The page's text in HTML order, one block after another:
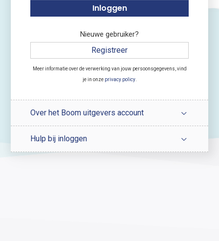
Nieuwe gebruiker?
Registreer
Meer informatie over de verwerking van jouw persoonsgegevens, vind
je in onze privacy policy.
Over het Boom uitgevers account
Hulp bij inloggen